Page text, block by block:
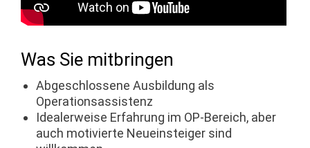
Was Sie mitbringen
Abgeschlossene Ausbildung als
Operationsassistenz
Idealerweise Erfahrung im OP-Bereich, aber
auch motivierte Neueinsteiger sind